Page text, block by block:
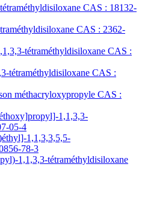
CAS : 18132-
CAS : 2362-
tétraméthyldisiloxane CAS :
tétraméthyldisiloxane CAS :
méthacryloxypropyle CAS :
1,1,3,3-
05-4
1,1,3,3,5,5-
78-3
1,1,3,3-tétraméthyldisiloxane